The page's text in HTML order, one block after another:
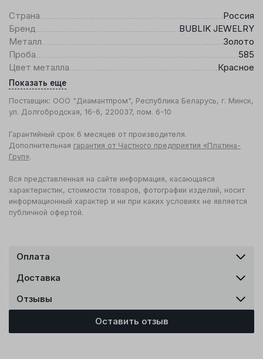
Страна
Россия
Бренд
BUBLIK JEWELRY
Металл
Золото
Проба
585
Цвет металла
Красное
Показать еще
Поставщик: ООО "Диамантпром", Республика Беларусь, г. Минск,
ул. Долгобродская, 16-6, 220037, пом. 6-10
Гарантийный срок 6 месяцев от производителя.
Дополнительная гарантия от Частного предприятия «Платина-
Груп».
Вся представленная на сайте информация, касающаяся
характеристик, стоимости товаров, фотографии изделий, носит
информационный характер и ни при каких условиях не является
публичной офертой.
Оплата
Доставка
Отзывы
Оставить отзыв